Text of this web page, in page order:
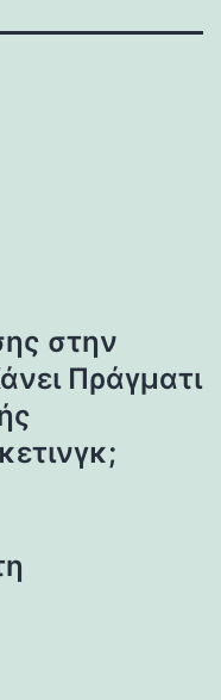
στην
Πράγματι